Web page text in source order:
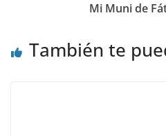
Mi Muni de
También te